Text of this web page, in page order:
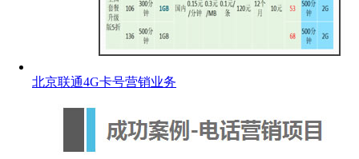
北京联通4G卡号营销业务